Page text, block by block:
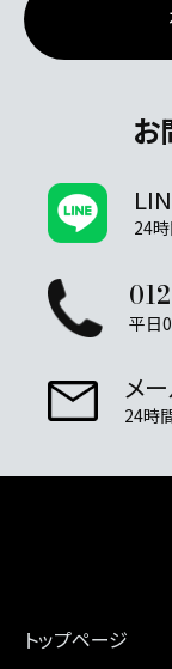
お
24
平日
メ
24時
トップページ